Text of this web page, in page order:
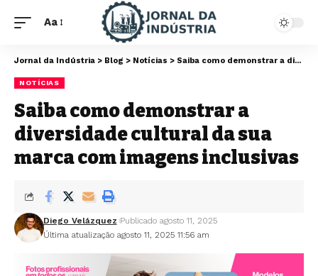
Aa
Jornal da Indústria > Blog > Notícias > Saiba como demonstrar a diversidade cultural da sua marca com imagens inclusivas
NOTÍCIAS
Saiba como demonstrar a
diversidade cultural da sua
marca com imagens inclusivas
Última atualização agosto 11, 2025 11:56 am
Diego Velázquez Publicado agosto 11, 2025